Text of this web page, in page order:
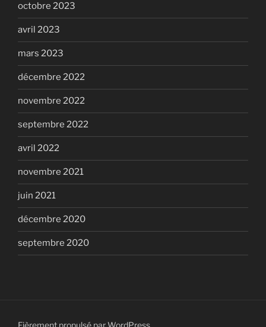
octobre 2023
avril 2023
mars 2023
décembre 2022
novembre 2022
septembre 2022
avril 2022
novembre 2021
juin 2021
décembre 2020
septembre 2020
Fièrement propulsé par WordPress